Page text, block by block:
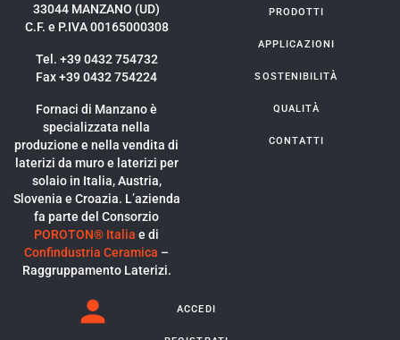
33044 MANZANO (UD)
C.F. e P.IVA 00165000308
Tel. +39 0432 754732
Fax +39 0432 754224
Fornaci di Manzano è
specializzata nella
produzione e nella vendita di
laterizi da muro e laterizi per
solaio in Italia, Austria,
Slovenia e Croazia. L’azienda
fa parte del Consorzio
POROTON® Italia e di
Confindustria Ceramica –
Raggruppamento Laterizi.
PRODOTTI
APPLICAZIONI
SOSTENIBILITÀ
QUALITÀ
CONTATTI
ACCEDI